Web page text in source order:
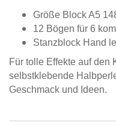
Größe Block A5
12 Bögen für 6
Stanzblock Hand
Für tolle Effekte auf den
selbstklebende
Geschmack und Ideen.